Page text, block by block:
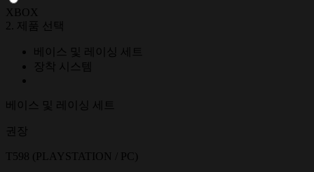
XBOX
2. 제품 선택
베이스 및 레이싱 세트
장착 시스템
베이스 및 레이싱 세트
권장
T598 (PLAYSTATION / PC)